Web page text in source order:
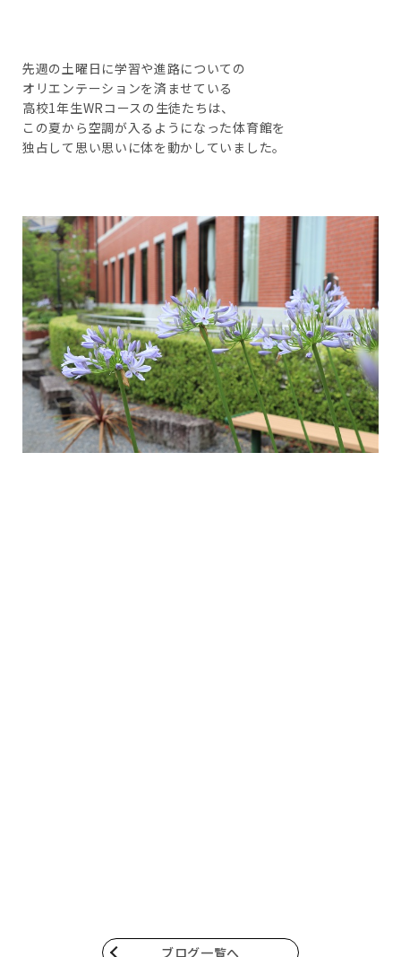
先週の土曜日に学習や進路についての
オリエンテーションを済ませている
高校1年生WRコースの生徒たちは、
この夏から空調が入るようになった体育館を
独占して思い思いに体を動かしていました。
ブログ一覧へ